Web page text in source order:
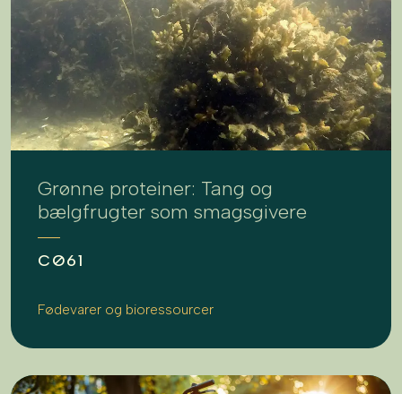
Grønne proteiner: Tang og
bælgfrugter som smagsgivere
CØ61
Fødevarer og bioressourcer